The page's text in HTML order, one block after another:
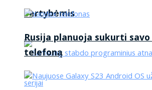
vertybėmis
Rusija planuoja sukurti
telefoną